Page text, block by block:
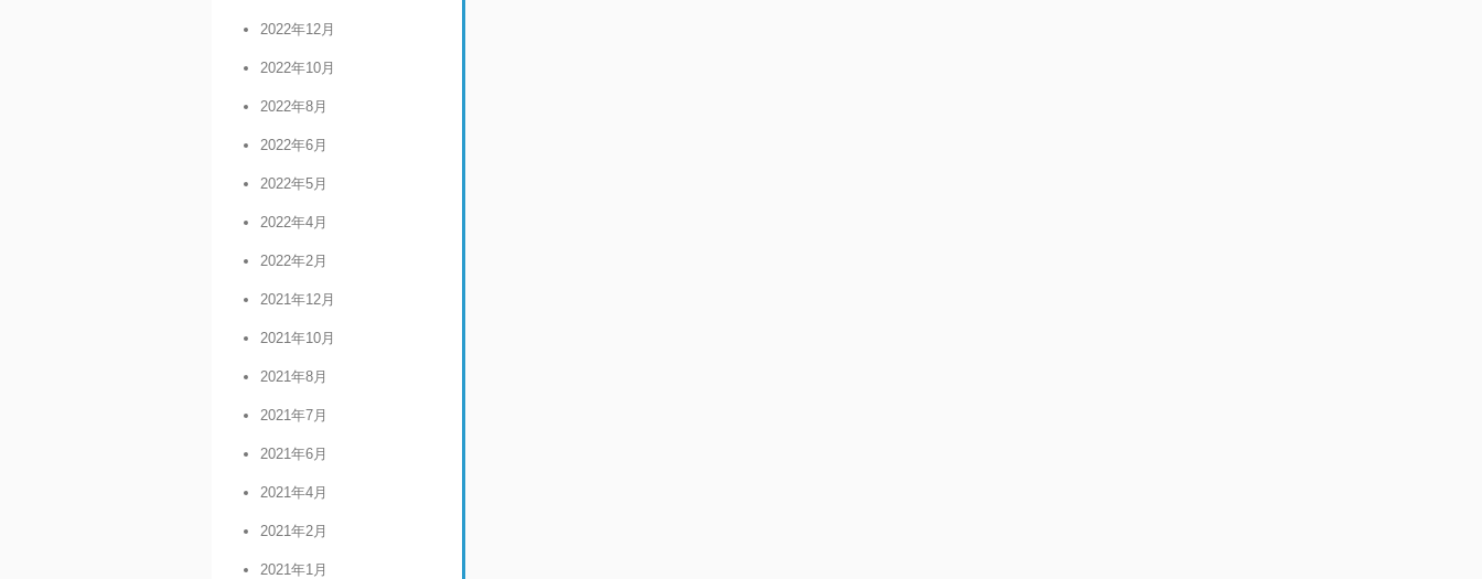
2022年12月
2022年10月
2022年8月
2022年6月
2022年5月
2022年4月
2022年2月
2021年12月
2021年10月
2021年8月
2021年7月
2021年6月
2021年4月
2021年2月
2021年1月